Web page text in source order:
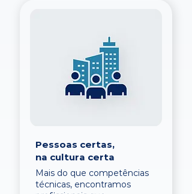
Pessoas certas,
na cultura certa
Mais do que competências
técnicas, encontramos